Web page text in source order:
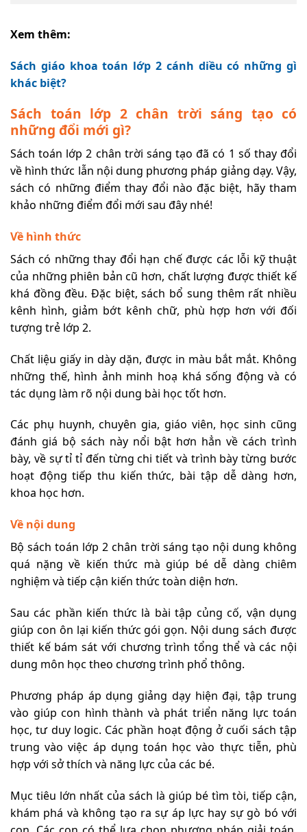
Xem thêm:
Sách giáo khoa toán lớp 2 cánh diều có những gì
khác biệt?
Sách toán lớp 2 chân trời sáng tạo có
những đổi mới gì?
Sách toán lớp 2 chân trời sáng tạo đã có 1 số thay đổi
về hình thức lẫn nội dung phương pháp giảng dạy. Vậy,
sách có những điểm thay đổi nào đặc biệt, hãy tham
khảo những điểm đổi mới sau đây nhé!
Về hình thức
Sách có những thay đổi hạn chế được các lỗi kỹ thuật
của những phiên bản cũ hơn, chất lượng được thiết kế
khá đồng đều. Đặc biệt, sách bổ sung thêm rất nhiều
kênh hình, giảm bớt kênh chữ, phù hợp hơn với đối
tượng trẻ lớp 2.
Chất liệu giấy in dày dặn, được in màu bắt mắt. Không
những thế, hình ảnh minh hoạ khá sống động và có
tác dụng làm rõ nội dung bài học tốt hơn.
Các phụ huynh, chuyên gia, giáo viên, học sinh cũng
đánh giá bộ sách này nổi bật hơn hẳn về cách trình
bày, về sự tỉ tỉ đến từng chi tiết và trình bày từng bước
hoạt động tiếp thu kiến thức, bài tập dễ dàng hơn,
khoa học hơn.
Về nội dung
Bộ sách toán lớp 2 chân trời sáng tạo nội dung không
quá nặng về kiến thức mà giúp bé dễ dàng chiêm
nghiệm và tiếp cận kiến thức toàn diện hơn.
Sau các phần kiến thức là bài tập củng cố, vận dụng
giúp con ôn lại kiến thức gói gọn. Nội dung sách được
thiết kế bám sát với chương trình tổng thể và các nội
dung môn học theo chương trình phổ thông.
Phương pháp áp dụng giảng dạy hiện đại, tập trung
vào giúp con hình thành và phát triển năng lực toán
học, tư duy logic. Các phần hoạt động ở cuối sách tập
trung vào việc áp dụng toán học vào thực tiễn, phù
hợp với sở thích và năng lực của các bé.
Mục tiêu lớn nhất của sách là giúp bé tìm tòi, tiếp cận,
khám phá và không tạo ra sự áp lực hay sự gò bó với